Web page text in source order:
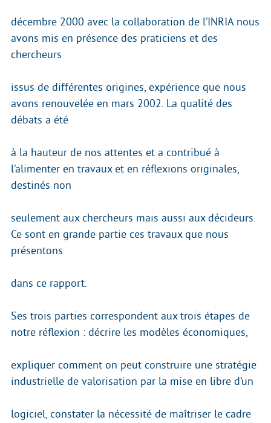
décembre 2000 avec la collaboration de l’INRIA nous
avons mis en présence des praticiens et des
chercheurs
issus de différentes origines, expérience que nous
avons renouvelée en mars 2002. La qualité des
débats a été
à la hauteur de nos attentes et a contribué à
l’alimenter en travaux et en réflexions originales,
destinés non
seulement aux chercheurs mais aussi aux décideurs.
Ce sont en grande partie ces travaux que nous
présentons
dans ce rapport.
Ses trois parties correspondent aux trois étapes de
notre réflexion : décrire les modèles économiques,
expliquer comment on peut construire une stratégie
industrielle de valorisation par la mise en libre d’un
logiciel, constater la nécessité de maîtriser le cadre